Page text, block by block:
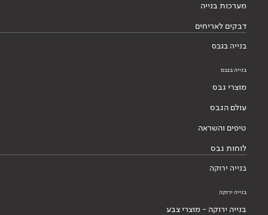
מערכות בנייה
דבקים לאריחים
בנייה בגבס
בנייה בגבס
מוצרי גבס
עולם הגבס
טיפים והשראה
לוחות גבס
בנייה ירוקה
בנייה ירוקה
בנייה ירוקה - מוצרי צבע